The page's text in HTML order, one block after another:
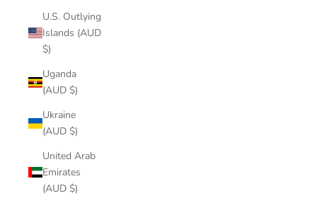
U.S. Outlying
Islands (AUD
$)
Uganda
(AUD $)
Ukraine
(AUD $)
United Arab
Emirates
(AUD $)